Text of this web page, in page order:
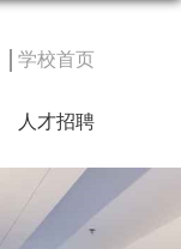
学校首页
人才招聘